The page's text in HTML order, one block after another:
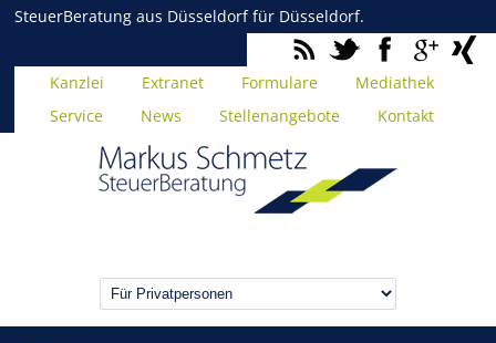
SteuerBeratung aus Düsseldorf für Düsseldorf.
Kanzlei Extranet Formulare
Mediathek
Service
News Stellenangebote Kontakt